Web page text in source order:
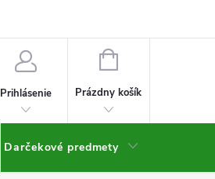
Prihlásenie
NÁKUPNÝ
Prázdny košík
Darčekové predmety